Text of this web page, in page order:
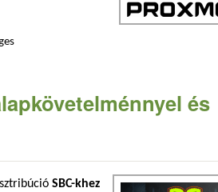
tartalommal kapcsolatosan
és
SBC-khez